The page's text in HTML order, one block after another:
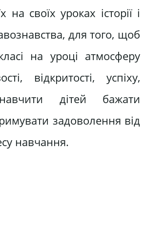
на своїх уроках історії і
для того, щоб
на уроці атмосферу
відкритості, успіху,
дітей бажати
задоволення від
навчання.